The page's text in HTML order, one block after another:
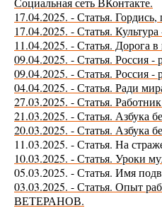
17.04.2025. - Статья.
17.04.2025. - Статья.
11.04.2025. - Статья. Дорога в
09.04.2025. - Статья. Россия -
09.04.2025. - Статья. Россия -
04.04.2025. - Статья. Ради
27.03.2025. - Статья.
21.03.2025. - Статья. Азбука
20.03.2025. - Статья. Азбука
11.03.2025. - Статья. На
10.03.2025. - Статья. Уроки
05.03.2025. - Статья. Имя
03.03.2025. - Статья. Опыт
ВЕТЕРАНОВ.